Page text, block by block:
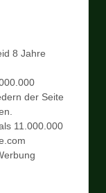
8 Jahre
der Seite
11.000.000